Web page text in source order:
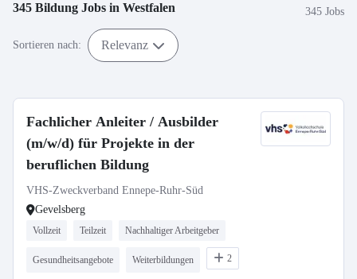
345 Bildung Jobs in Westfalen 345 Jobs
Sortieren nach: Relevanz
Fachlicher Anleiter / Ausbilder
(m/w/d) für Projekte in der
beruflichen Bildung
VHS-Zweckverband Ennepe-Ruhr-Süd
Gevelsberg
Vollzeit Teilzeit Nachhaltiger Arbeitgeber
Gesundheitsangebote Weiterbildungen 2